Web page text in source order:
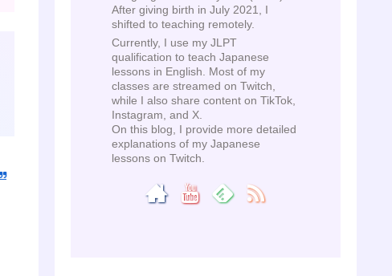
After giving birth in July 2021, I
shifted to teaching remotely.
Currently, I use my JLPT
qualification to teach Japanese
lessons in English. Most of my
classes are streamed on Twitch,
while I also share content on TikTok,
Instagram, and X.
On this blog, I provide more detailed
explanations of my Japanese
lessons on Twitch.